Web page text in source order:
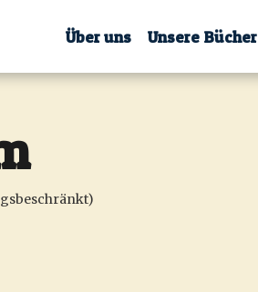
Über uns Unsere Bücher